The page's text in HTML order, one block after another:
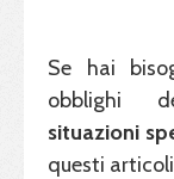
Se hai
obblighi
situazioni
questi